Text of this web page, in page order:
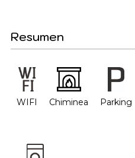
Resumen
WIFI Chiminea Parking